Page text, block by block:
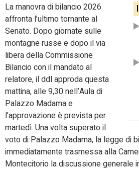
La manovra di bilancio 2026
affronta l’ultimo tornante al
Senato. Dopo giornate sulle
montagne russe e dopo il via
libera della Commissione
Bilancio con il mandato al
relatore, il ddl approda questa
mattina, alle 9,30 nell’Aula di
Palazzo Madama e
l’approvazione è prevista per
martedì. Una volta superato il
voto di Palazzo Madama, la legge di
immediatamente trasmessa alla
Montecitorio la discussione generale